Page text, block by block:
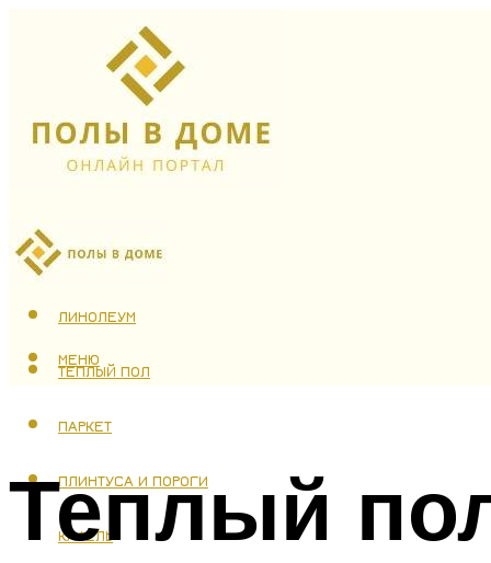
ЛАМИНАТ
ЛИНОЛЕУМ
ТЕПЛЫЙ ПОЛ
ПАРКЕТ
ПЛИНТУСА И ПОРОГИ
КАФЕЛЬ
МЕНЮ
Теплый